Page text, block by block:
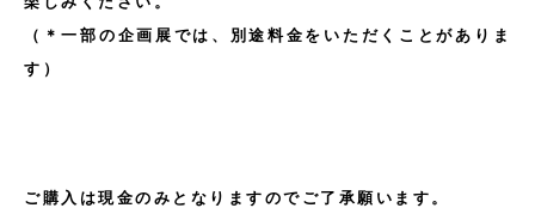
（＊一部の企画展では、別途料金をいただくことがありま
す）
ご購入は現金のみとなりますのでご了承願います。